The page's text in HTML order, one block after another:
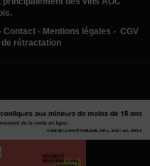
Contact - Mentions légales - CGV
rétractation